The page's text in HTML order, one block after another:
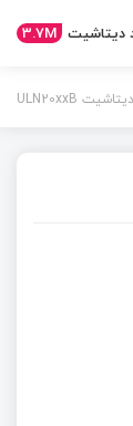
دیتاشیت 3.7M
دیتاشیت ULN20xxB